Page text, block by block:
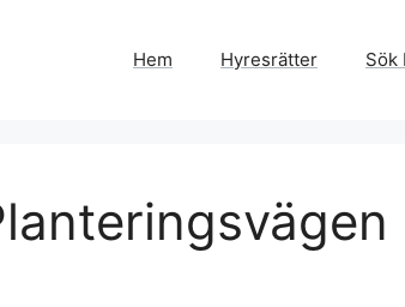
Hem Hyresrätter Sök